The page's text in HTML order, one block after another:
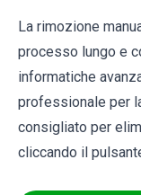
La rimozione
processo lungo e
informatiche
professionale per
consigliato per
cliccando il